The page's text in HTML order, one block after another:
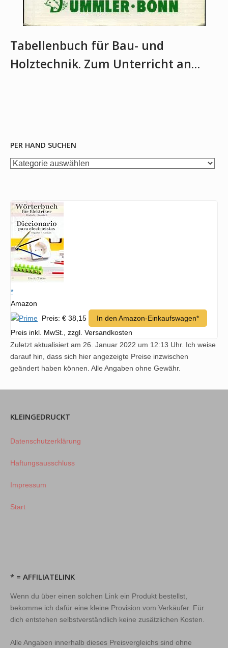
Tabellenbuch für Bau- und
Holztechnik. Zum Unterricht an…
PER HAND SUCHEN
per
*
Amazon
Preis: € 38,15
In den Amazon-Einkaufswagen*
Preis inkl. MwSt., zzgl. Versandkosten
Zuletzt aktualisiert am 26. Januar 2022 um 12:13 Uhr. Ich weise
darauf hin, dass sich hier angezeigte Preise inzwischen
geändert haben können. Alle Angaben ohne Gewähr.
KLEINGEDRUCKT
Datenschutzerklärung
Haftungsausschluss
Impressum
Start
* = AFFILIATELINK
Wenn du über einen solchen Link ein Produkt bestellst,
bekomme ich dafür eine kleine Provision vom Verkäufer. Für
dich entstehen selbstverständlich keine zusätzlichen Kosten.
Alle Angaben innerhalb dieses Preisvergleichs sind ohne